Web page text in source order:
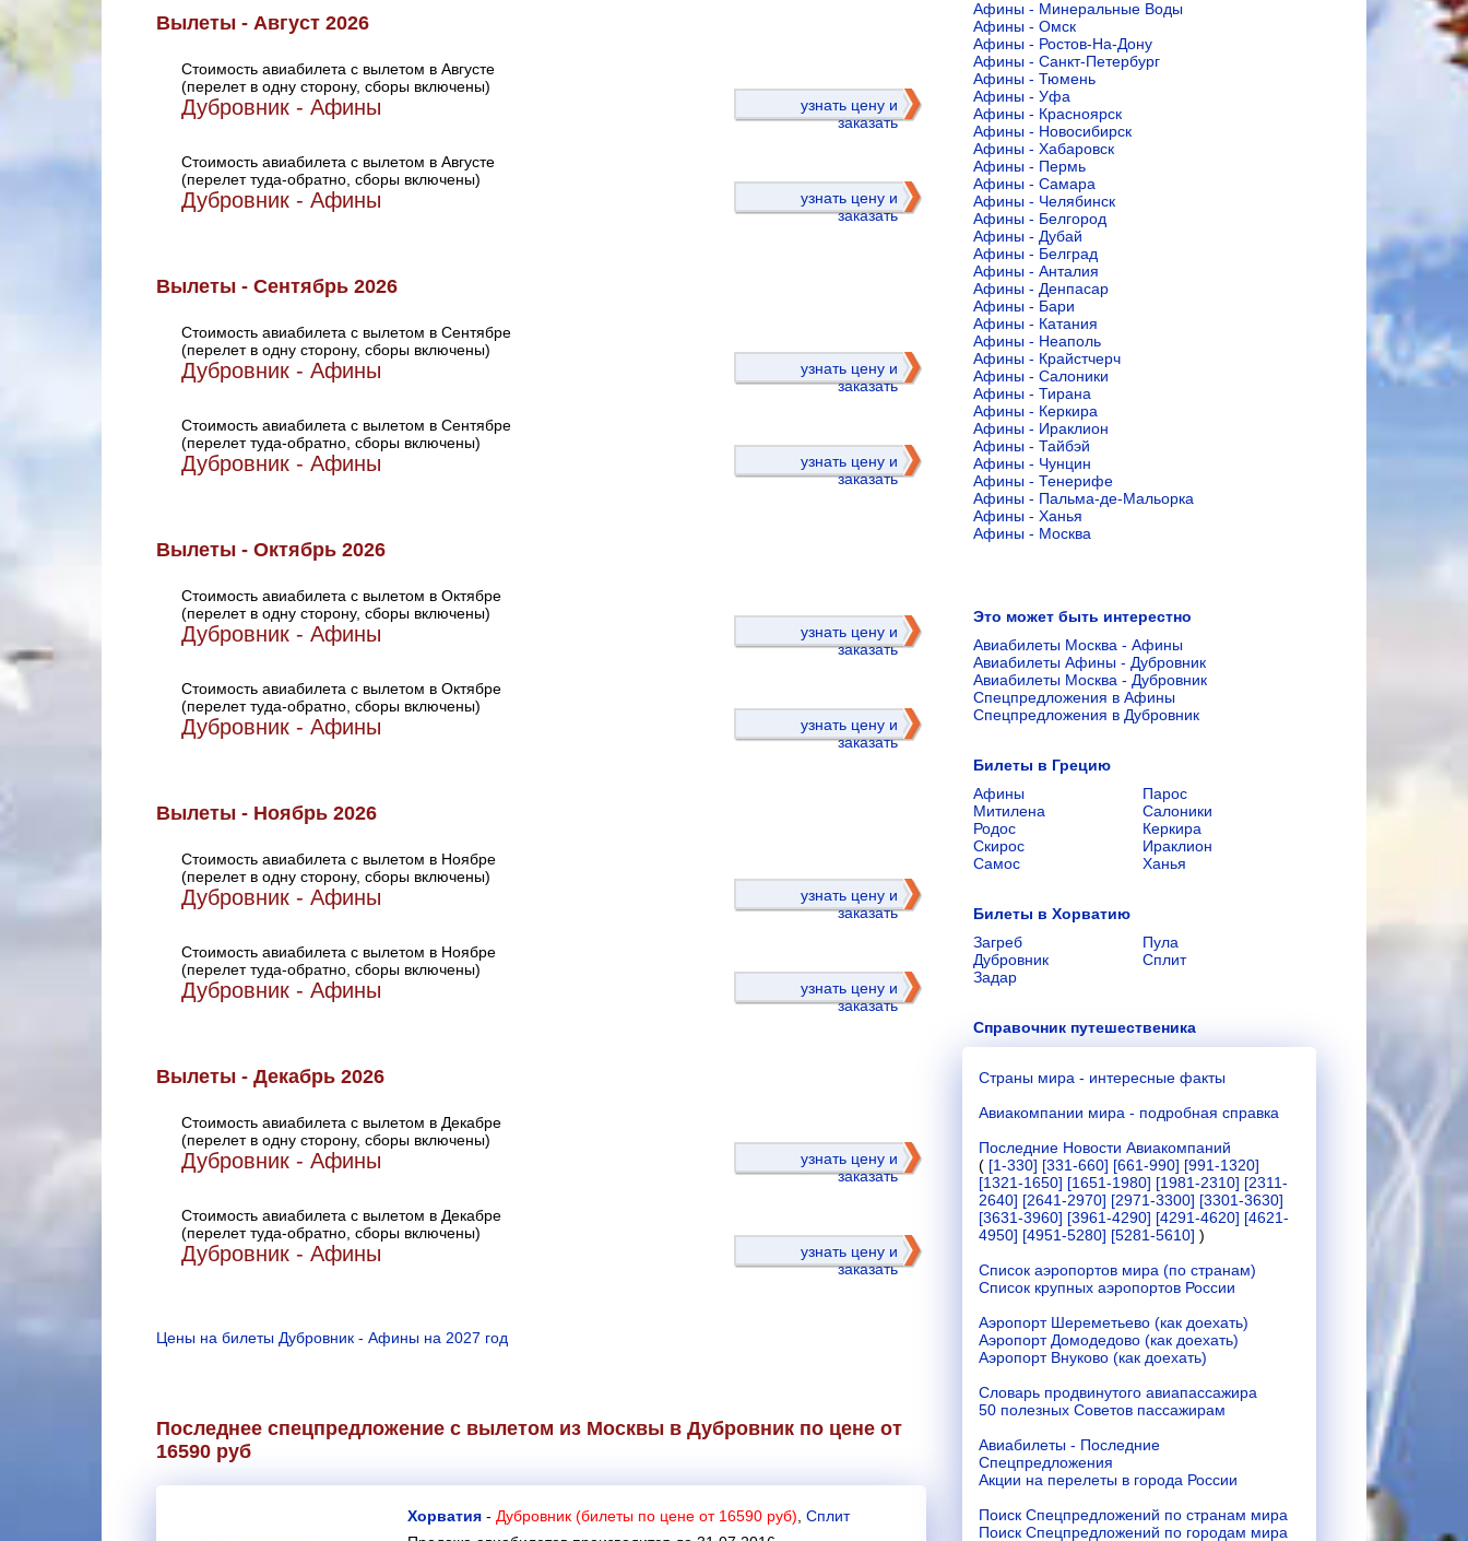
Вылеты - Август 2026
Стоимость авиабилета с вылетом в Августе
(перелет в одну сторону, сборы включены)
Дубровник - Афины
узнать цену и
заказать
Стоимость авиабилета с вылетом в Августе
(перелет туда-обратно, сборы включены)
Дубровник - Афины
узнать цену и
заказать
Вылеты - Сентябрь 2026
Стоимость авиабилета с вылетом в Сентябре
(перелет в одну сторону, сборы включены)
Дубровник - Афины
узнать цену и
заказать
Стоимость авиабилета с вылетом в Сентябре
(перелет туда-обратно, сборы включены)
Дубровник - Афины
узнать цену и
заказать
Вылеты - Октябрь 2026
Стоимость авиабилета с вылетом в Октябре
(перелет в одну сторону, сборы включены)
Дубровник - Афины
узнать цену и
заказать
Стоимость авиабилета с вылетом в Октябре
(перелет туда-обратно, сборы включены)
Дубровник - Афины
узнать цену и
заказать
Вылеты - Ноябрь 2026
Стоимость авиабилета с вылетом в Ноябре
(перелет в одну сторону, сборы включены)
Дубровник - Афины
узнать цену и
заказать
Стоимость авиабилета с вылетом в Ноябре
(перелет туда-обратно, сборы включены)
Дубровник - Афины
узнать цену и
заказать
Вылеты - Декабрь 2026
Стоимость авиабилета с вылетом в Декабре
(перелет в одну сторону, сборы включены)
Дубровник - Афины
узнать цену и
заказать
Стоимость авиабилета с вылетом в Декабре
(перелет туда-обратно, сборы включены)
Дубровник - Афины
узнать цену и
заказать
Цены на билеты Дубровник - Афины на 2027 год
Последнее спецпредложение с вылетом из Москвы в Дубровник по цене от
16590 руб
Хорватия - Дубровник (билеты по цене от 16590 руб) Сплит
Афины - Минеральные Воды
Афины - Омск
Афины - Ростов-На-Дону
Афины - Санкт-Петербург
Афины - Тюмень
Афины - Уфа
Афины - Красноярск
Афины - Новосибирск
Афины - Хабаровск
Афины - Пермь
Афины - Самара
Афины - Челябинск
Афины - Белгород
Афины - Дубай
Афины - Белград
Афины - Анталия
Афины - Денпасар
Афины - Бари
Афины - Катания
Афины - Неаполь
Афины - Крайстчерч
Афины - Салоники
Афины - Тирана
Афины - Керкира
Афины - Ираклион
Афины - Тайбэй
Афины - Чунцин
Афины - Тенерифе
Афины - Пальма-де-Мальорка
Афины - Ханья
Афины - Москва
Это может быть интерестно
Авиабилеты Москва - Афины
Авиабилеты Афины - Дубровник
Авиабилеты Москва - Дубровник
Спецпредложения в Афины
Спецпредложения в Дубровник
Билеты в Грецию
Афины
Митилена
Родос
Скирос
Самос
Парос
Салоники
Керкира
Ираклион
Ханья
Билеты в Хорватию
Загреб
Дубровник
Задар
Пула
Сплит
Справочник путешественика
Страны мира - интересные факты
Авиакомпании мира - подробная справка
Последние Новости Авиакомпаний
( [1-330] [331-660] [661-990] [991-1320]
[1321-1650] [1651-1980] [1981-2310] [2311-
2640] [2641-2970] [2971-3300] [3301-3630]
[3631-3960] [3961-4290] [4291-4620] [4621-
4950] [4951-5280] [5281-5610] )
Список аэропортов мира (по странам)
Список крупных аэропортов России
Аэропорт Шереметьево (как доехать)
Аэропорт Домодедово (как доехать)
Аэропорт Внуково (как доехать)
Словарь продвинутого авиапассажира
50 полезных Советов пассажирам
Авиабилеты - Последние
Спецпредложения
Акции на перелеты в города России
Поиск Спецпредложений по странам мира
Поиск Спецпредложений по городам мира